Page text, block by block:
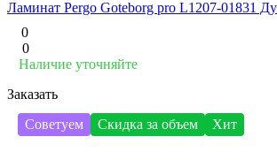
Ламинат Pergo Goteborg pro L1207-01831
0
0
Наличие уточняйте
Заказать
Советуем
Скидка за объем Хит